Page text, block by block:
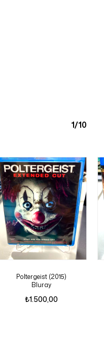
1/10
Poltergeist (2015)
Bluray
₺1.500,00